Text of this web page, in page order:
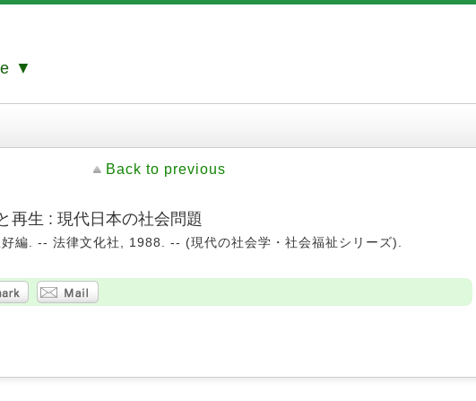
▼
Back to previous
再生 : 現代日本の社会問題
編. -- 法律文化社, 1988. -- (現代の社会学・社会福祉シリーズ).